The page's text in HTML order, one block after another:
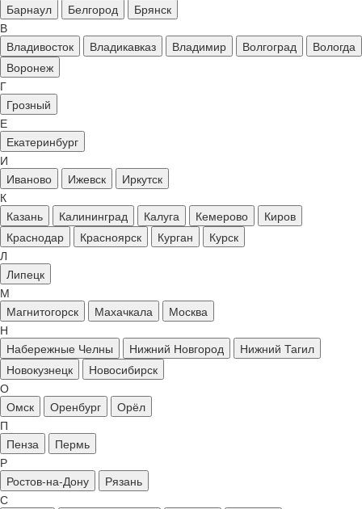
Барнаул
Белгород
Брянск
В
Владивосток
Владикавказ Владимир Волгоград
Вологда
Воронеж
Г
Грозный
Е
Екатеринбург
И
Иваново
Ижевск
Иркутск
К
Казань
Калининград Калуга Кемерово
Киров
Краснодар
Красноярск Курган
Курск
Л
Липецк
М
Магнитогорск
Махачкала
Москва
Н
Набережные Челны
Нижний Новгород
Нижний Тагил
Новокузнецк
Новосибирск
О
Омск
Оренбург
Орёл
П
Пенза
Пермь
Р
Ростов-на-Дону
Рязань
С